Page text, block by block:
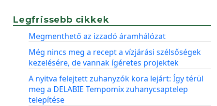
Legfrissebb cikkek
Megmenthető az izzadó áramhálózat
Még nincs meg a recept a vízjárási szélsőségek
kezelésére, de vannak ígéretes projektek
A nyitva felejtett zuhanyzók kora lejárt: Így térül
meg a DELABIE Tempomix zuhanycsaptelep
telepítése